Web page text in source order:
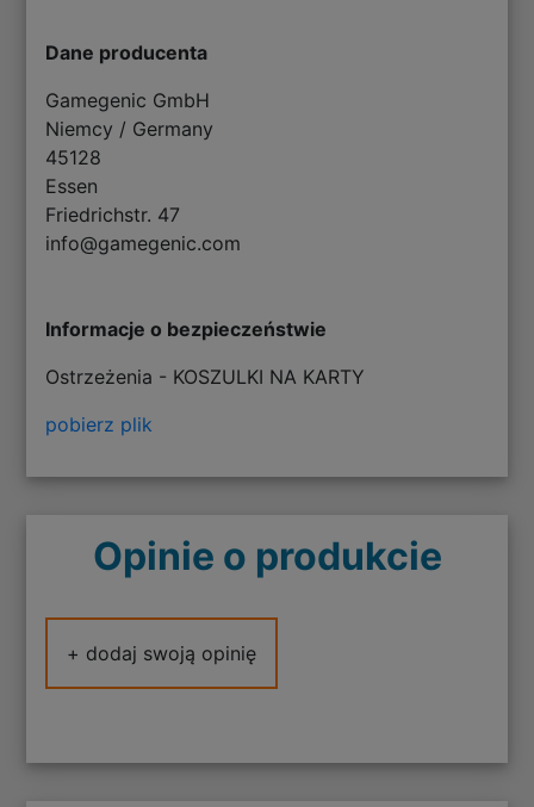
Dane producenta
Gamegenic GmbH
Niemcy / Germany
45128
Essen
Friedrichstr. 47
info@gamegenic.com
Informacje o bezpieczeństwie
Ostrzeżenia - KOSZULKI NA KARTY
pobierz plik
Opinie o produkcie
+ dodaj swoją opinię